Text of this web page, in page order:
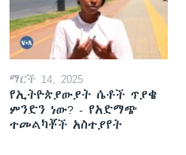
ማርች 14, 2025
የኢትዮጵያውያት ሴቶች ጥያቄ
ምንድን ነው? - የአድማጭ
ተመልካቾች አስተያየት